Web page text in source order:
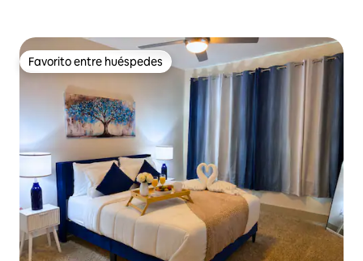
Favorito entre huéspedes
Favorito entre huéspedes